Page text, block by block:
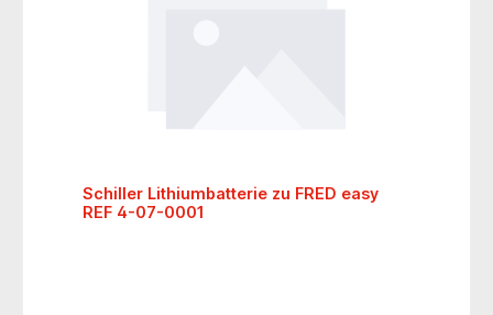
Schiller Lithiumbatterie zu FRED easy
REF 4-07-0001